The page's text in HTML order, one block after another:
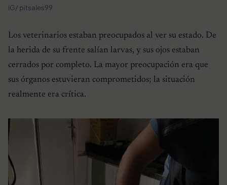
IG/ pitsales99
Los veterinarios estaban preocupados al ver su estado. De
la herida de su frente salían larvas, y sus ojos estaban
cerrados por completo. La mayor preocupación era que
sus órganos estuvieran comprometidos; la situación
realmente era crítica.